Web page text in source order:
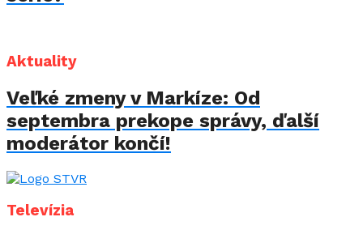
Aktuality
Veľké zmeny v Markíze: Od
septembra prekope správy, ďalší
moderátor končí!
Televízia